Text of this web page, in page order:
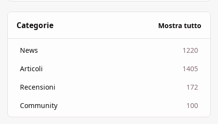
Categorie Mostra tutto
News
1220
Articoli
1405
Recensioni
172
Community
100